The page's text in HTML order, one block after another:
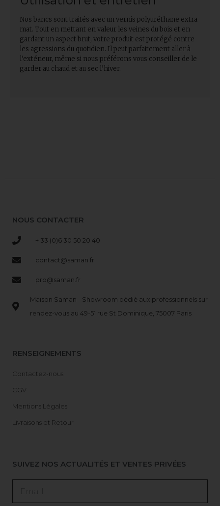
Nos bancs sont traités avec un vernis polyuréthane extra
mat. Tout en mettant en valeur les veines du bois et en
gardant un aspect brut, votre produit est protégé contre
les agressions du quotidien. Il peut parfaitement aller à
l’extérieur, même si nous préférons vous conseiller de le
garder au chaud et au sec l’hiver.
NOUS CONTACTER
+ 33 (0)6 30 50 20 40
contact@saman.fr
pro@saman.fr
Maison Saman - Showroom dédié aux professionnels sur
rendez-vous au 49-51 rue St Dominique, 75007 Paris
RENSEIGNEMENTS
Contactez-nous
CGV
Mentions Légales
Livraisons et Retour
SUIVEZ NOS ACTUALITÉS ET VENTES PRIVÉES